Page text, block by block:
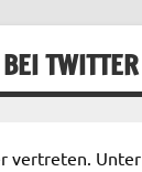
TWITTER
vertreten. Unter